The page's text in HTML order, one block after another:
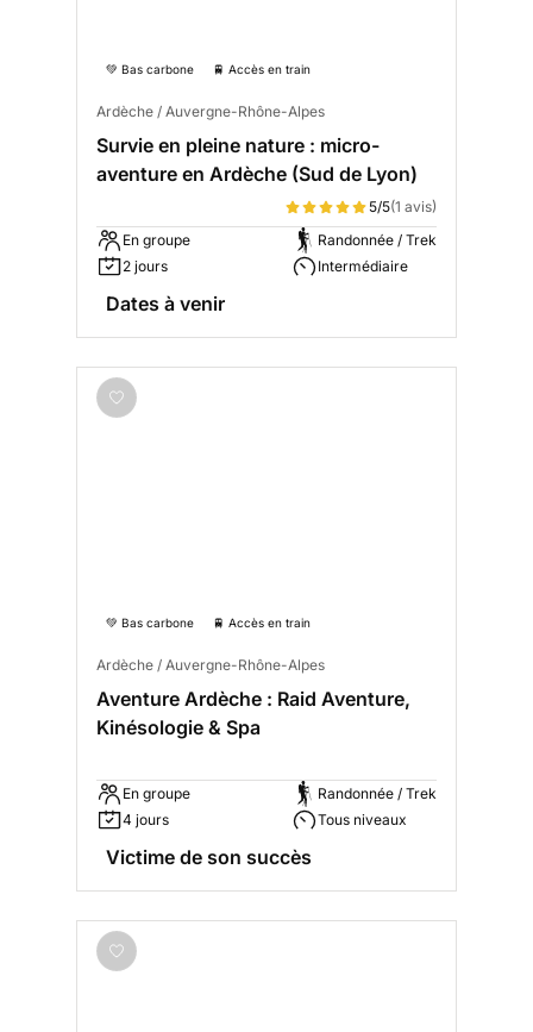
💚 Bas carbone 🚆 Accès en train
Ardèche / Auvergne-Rhône-Alpes
Survie en pleine nature : micro-
aventure en Ardèche (Sud de Lyon)
5/5(1 avis)
En groupe
2 jours
Randonnée / Trek
Intermédiaire
Dates à venir
💚 Bas carbone 🚆 Accès en train
Ardèche / Auvergne-Rhône-Alpes
Aventure Ardèche : Raid Aventure,
Kinésologie & Spa
En groupe
4 jours
Randonnée / Trek
Tous niveaux
Victime de son succès